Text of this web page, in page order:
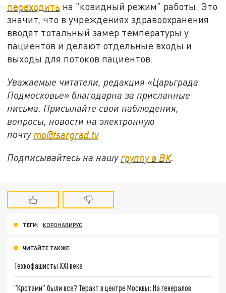
переходить на "ковидный режим" работы. Это
значит, что в учреждениях здравоохранения
вводят тотальный замер температуры у
пациентов и делают отдельные входы и
выходы для потоков пациентов.
Уважаемые читатели, редакция «Царьграда
Подмосковье» благодарна за присланные
письма. Присылайте свои наблюдения,
вопросы, новости на электронную
почту mo@tsargrad.tv
Подписывайтесь на нашу группу в ВК.
ТЕГИ: КОРОНАВИРУС
ЧИТАЙТЕ ТАКЖЕ:
Технофашисты XXI века
"Кротами" были все? Теракт в центре Москвы: На генералов